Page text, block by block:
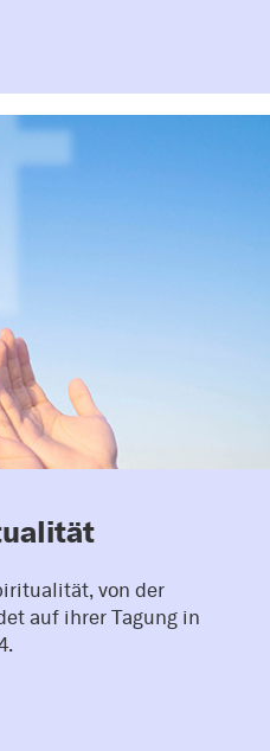
von der
auf ihrer Tagung in